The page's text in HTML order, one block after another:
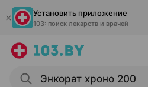
Установить приложение
103: поиск лекарств и врачей